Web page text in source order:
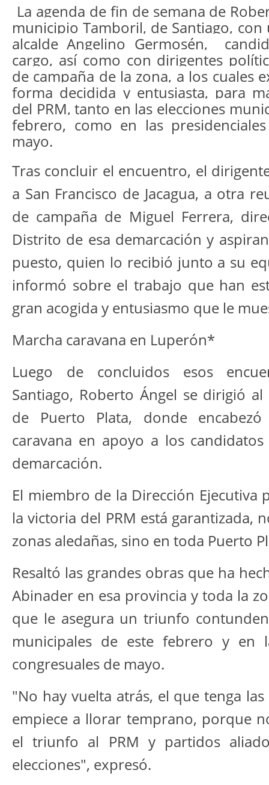
La agenda de fin de semana de
municipio Tamboril, de Santiago,
alcalde Angelino Germosén,
cargo, así como con dirigentes
de campaña de la zona, a los cuales
forma decidida y entusiasta, para
del PRM, tanto en las elecciones
febrero, como en las
mayo.
Tras concluir el encuentro, el
a San Francisco de Jacagua, a otra
de campaña de Miguel Ferrera,
Distrito de esa demarcación y
puesto, quien lo recibió junto a su
informó sobre el trabajo que han
gran acogida y entusiasmo que le
Marcha caravana en Luperón*
Luego de concluidos esos
Santiago, Roberto Ángel se dirigió
de Puerto Plata, donde
caravana en apoyo a los
demarcación.
El miembro de la Dirección Ejecutiva
la victoria del PRM está garantizada,
zonas aledañas, sino en toda Puerto
Resaltó las grandes obras que ha
Abinader en esa provincia y toda la
que le asegura un triunfo
municipales de este febrero y en
congresuales de mayo.
"No hay vuelta atrás, el que tenga
empiece a llorar temprano, porque
el triunfo al PRM y partidos
elecciones", expresó.